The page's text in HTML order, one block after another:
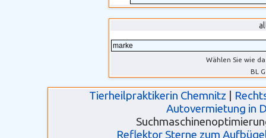
Wählen Sie wie
BL
Tierheilpraktikerin Chemnitz
Autovermietung in
Reflektor Sterne zum